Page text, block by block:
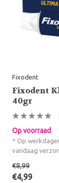
Fixodent
Fixodent
40gr
Op voorraad
* Op
vandaag
€8,99
€4,99